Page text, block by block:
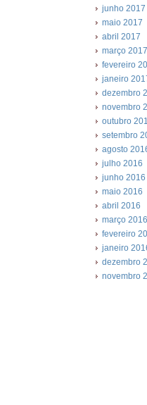
junho 2017
maio 2017
abril 2017
março 2017
fevereiro
janeiro
dezembro
novembro
outubro
setembro
agosto
julho 2016
junho 2016
maio 2016
abril 2016
março 2016
fevereiro
janeiro
dezembro
novembro